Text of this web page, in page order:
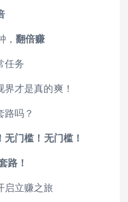
，翻倍赚
任务
才是真的爽！
吗？
门槛！无门槛！
！
启立赚之旅